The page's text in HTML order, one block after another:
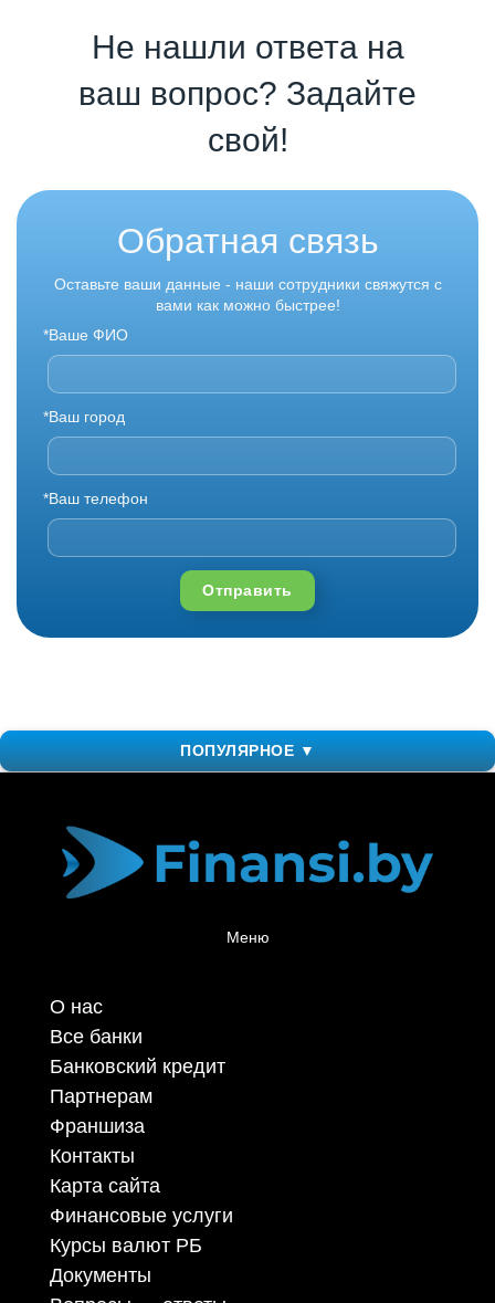
Не нашли ответа на
ваш вопрос? Задайте
свой!
Обратная связь
Оставьте ваши данные - наши сотрудники свяжутся с
вами как можно быстрее!
*Ваше ФИО
*Ваш город
*Ваш телефон
Отправить
ПОПУЛЯРНОЕ ▼
Меню
О нас
Все банки
Банковский кредит
Партнерам
Франшиза
Контакты
Карта сайта
Финансовые услуги
Курсы валют РБ
Документы